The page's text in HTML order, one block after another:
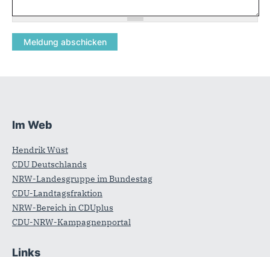
Fußbereich
Im Web
Hendrik Wüst
CDU Deutschlands
NRW-Landesgruppe im Bundestag
CDU-Landtagsfraktion
NRW-Bereich in CDUplus
CDU-NRW-Kampagnenportal
Links